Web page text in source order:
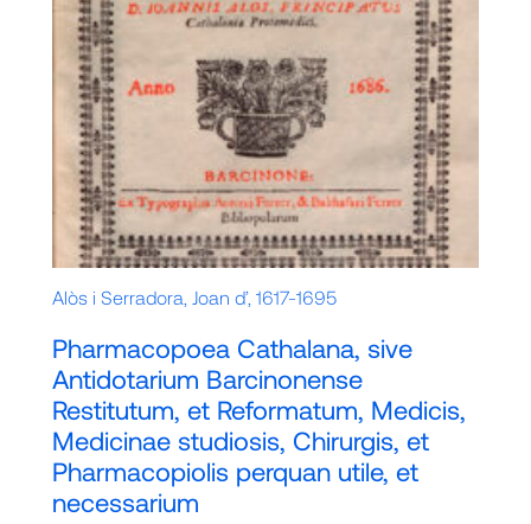
Alòs i Serradora, Joan d’, 1617-1695
Pharmacopoea Cathalana, sive
Antidotarium Barcinonense
Restitutum, et Reformatum, Medicis,
Medicinae studiosis, Chirurgis, et
Pharmacopiolis perquan utile, et
necessarium